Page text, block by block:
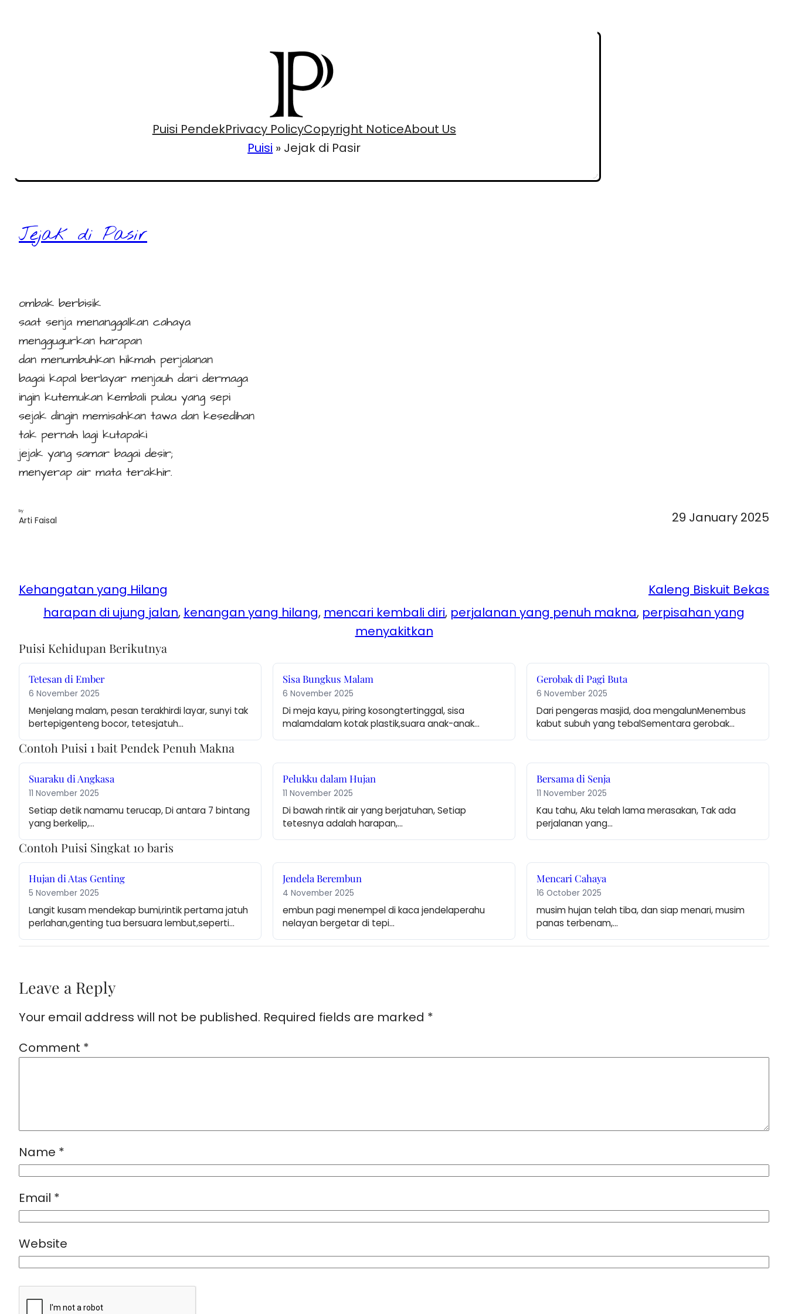
Puisi PendekPrivacy PolicyCopyright NoticeAbout Us
Puisi » Jejak di Pasir
Jejak di Pasir
ombak berbisik
saat senja menanggalkan cahaya
menggugurkan harapan
dan menumbuhkan hikmah perjalanan
bagai kapal berlayar menjauh dari dermaga
ingin kutemukan kembali pulau yang sepi
sejak dingin memisahkan tawa dan kesedihan
tak pernah lagi kutapaki
jejak yang samar bagai desir;
menyerap air mata terakhir.
by
Arti Faisal 29 January 2025
Kehangatan yang Hilang
Kaleng Biskuit Bekas
harapan di ujung jalan, kenangan yang hilang, mencari kembali diri, perjalanan yang penuh makna, perpisahan yang
menyakitkan
Puisi Kehidupan Berikutnya
Tetesan di Ember
6 November 2025
Menjelang malam, pesan terakhirdi layar, sunyi tak
bertepigenteng bocor, tetesjatuh…
Sisa Bungkus Malam
6 November 2025
Di meja kayu, piring kosongtertinggal, sisa
malamdalam kotak plastik,suara anak-anak…
Gerobak di Pagi Buta
6 November 2025
Dari pengeras masjid, doa mengalunMenembus
kabut subuh yang tebalSementara gerobak…
Contoh Puisi 1 bait Pendek Penuh Makna
Suaraku di Angkasa
11 November 2025
Setiap detik namamu terucap, Di antara 7 bintang
yang berkelip,…
Pelukku dalam Hujan
11 November 2025
Di bawah rintik air yang berjatuhan, Setiap
tetesnya adalah harapan,…
Bersama di Senja
11 November 2025
Kau tahu, Aku telah lama merasakan, Tak ada
perjalanan yang…
Contoh Puisi Singkat 10 baris
Hujan di Atas Genting
5 November 2025
Langit kusam mendekap bumi,rintik pertama jatuh
perlahan,genting tua bersuara lembut,seperti…
Jendela Berembun
4 November 2025
embun pagi menempel di kaca jendelaperahu
nelayan bergetar di tepi…
Mencari Cahaya
16 October 2025
musim hujan telah tiba, dan siap menari, musim
panas terbenam,…
Leave a Reply
Your email address will not be published. Required fields are marked *
Comment *
Name *
Email *
Website